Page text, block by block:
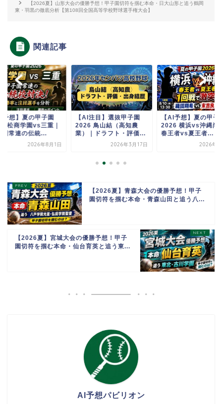
【2026夏】山形大会の優勝予想！甲子園切符を掴む本命・日大山形と追う鶴岡
東・羽黒の徹底分析【第108回全国高等学校野球選手権大会】
関連記事
予想】夏の甲子園
松商学園vs三重｜
園常連の伝統...
2026年8月1日
【AI注目】選抜甲子園
2026 鳥山結（高知農
業）｜ドラフト・評価...
2026年3月17日
【AI予想】夏の甲子
2026 横浜vs沖縄尚
春王者vs夏王者...
2026年8
【2026夏】青森大会の優勝予想！甲子
園切符を掴む本命・青森山田と追う八...
【2026夏】宮城大会の優勝予想！甲子
園切符を掴む本命・仙台育英と追う東...
AI予想パビリオン